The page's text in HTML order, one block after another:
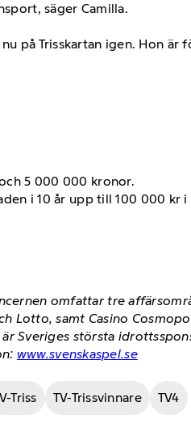
säger Camilla.
på Trisskartan igen. Hon är
5 000 000 kronor.
i 10 år upp till 100 000 kr i
omfattar tre
Lotto, samt Casino
Sveriges största
www.svenskaspel.se
Triss TV-Trissvinnare TV4